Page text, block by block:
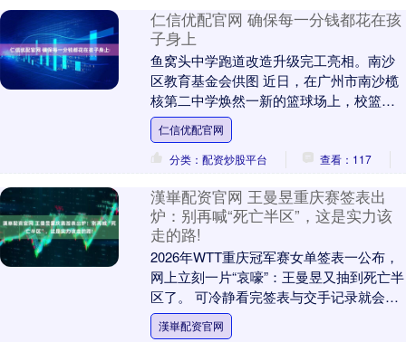
仁信优配官网 确保每一分钱都花在孩
子身上
鱼窝头中学跑道改造升级完工亮相。南沙
区教育基金会供图 近日，在广州市南沙榄
核第二中学焕然一新的篮球场上，校篮球
队队员郭嘉仪喜出望外：“以前篮球场破损
很严重，地不....
仁信优配官网
分类：配资炒股平台
查看：117
漢崋配资官网 王曼昱重庆赛签表出
炉：别再喊“死亡半区”，这是实力该
走的路!
2026年WTT重庆冠军赛女单签表一公布，
网上立刻一片“哀嚎”：王曼昱又抽到死亡半
区了。 可冷静看完签表与交手记录就会发
现，这根本不是什么下下签，更谈不上死
亡半....
漢崋配资官网